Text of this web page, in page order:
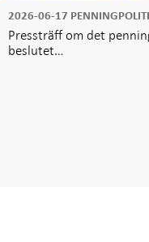
2026-06-17
Pressträff om det
beslutet…